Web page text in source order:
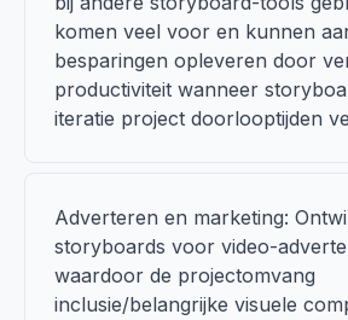
komen veel voor en kunnen
besparingen opleveren door
productiviteit wanneer
iteratie project doorlooptijden
Adverteren en marketing:
storyboards voor video-
waardoor de projectomvang
inclusie/belangrijke visuele